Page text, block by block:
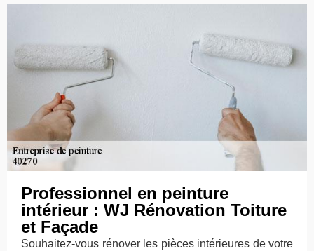
Professionnel en peinture
intérieur : WJ Rénovation Toiture
et Façade
Souhaitez-vous rénover les pièces intérieures de votre